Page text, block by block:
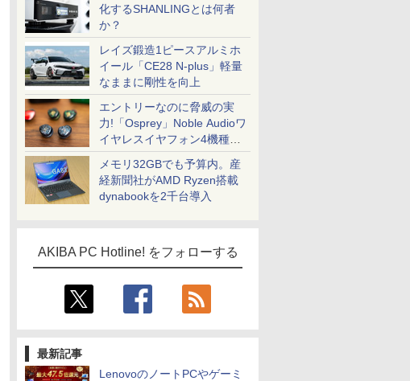
化するSHANLINGとは何者
か？
レイズ鍛造1ピースアルミホ
イール「CE28 N-plus」軽量
なままに剛性を向上
エントリーなのに脅威の実
力!「Osprey」Noble Audioワ
イヤレスイヤフォン4機種を
一気に聴く
メモリ32GBでも予算内。産
経新聞社がAMD Ryzen搭載
dynabookを2千台導入
AKIBA PC Hotline! をフォローする
最新記事
LenovoのノートPCやゲーミ